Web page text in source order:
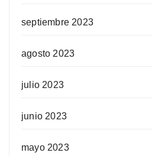
septiembre 2023
agosto 2023
julio 2023
junio 2023
mayo 2023